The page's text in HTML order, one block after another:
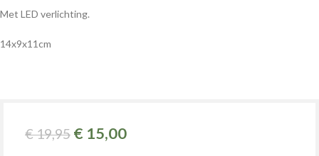
Met LED verlichting.
14x9x11cm
€19,95 € 15,00